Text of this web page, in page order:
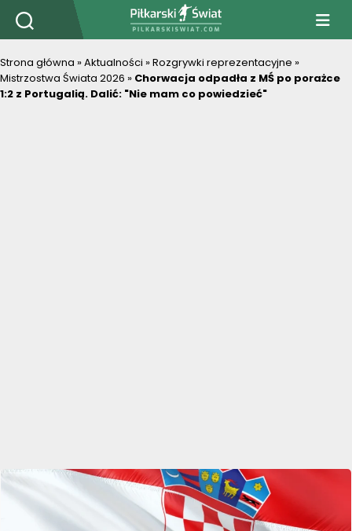
PiłkarskiSwiat.com
Strona główna »Aktualności »Rozgrywki reprezentacyjne »
Mistrzostwa Świata 2026 » Chorwacja odpadła z MŚ po porażce
1:2 z Portugalią. Dalić: "Nie mam co powiedzieć"